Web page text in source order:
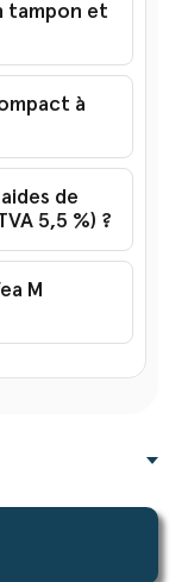
tampon et
à
de
5,5 %) ?
M